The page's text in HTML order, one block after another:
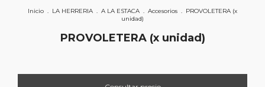
Inicio LA HERRERIA A LA ESTACA Accesorios
PROVOLETERA (x
unidad)
PROVOLETERA (x unidad)